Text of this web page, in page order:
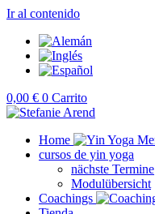
Ir al contenido
0,00 € 0 Carrito
Home
cursos de yin yoga
nächste Termine
Modulübersicht
Coachings